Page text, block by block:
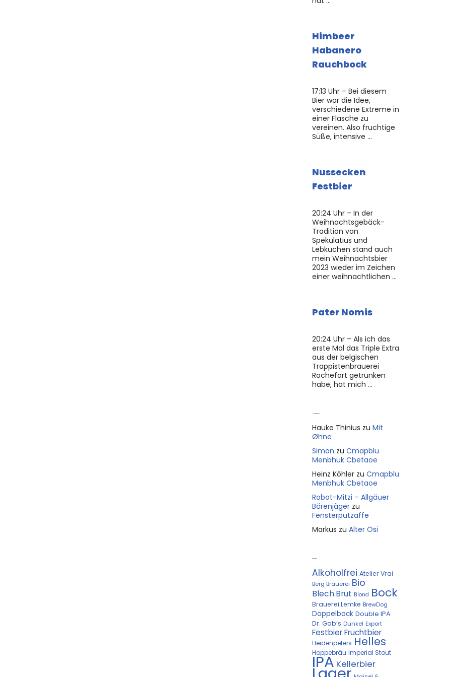
Himbeer
Habanero
Rauchbock
17:13 Uhr – Bei diesem
Bier war die Idee,
verschiedene Extreme in
einer Flasche zu
vereinen. Also fruchtige
Süße, intensive …
Nussecken
Festbier
20:24 Uhr – In der
Weihnachtsgebäck-
Tradition von
Spekulatius und
Lebkuchen stand auch
mein Weihnachtsbier
2023 wieder im Zeichen
einer weihnachtlichen …
Pater Nomis
20:24 Uhr – Als ich das
erste Mal das Triple Extra
aus der belgischen
Trappistenbrauerei
Rochefort getrunken
habe, hat mich …
Hauke Thinius zu Mit
Øhne
Simon zu Cmapblu
Menbhuk Cbetaoe
Heinz Köhler zu Cmapblu
Menbhuk Cbetaoe
Robot-Mitzi – Allgäuer
Bärenjäger zu
Fensterputzaffe
Markus zu Alter Ösi
Alkoholfrei Atelier Vrai
Berg Brauerei Bio
Blech.Brut Blond Bock
Brauerei Lemke BrewDog
Doppelbock Double IPA
Dr. Gab‘s Dunkel Export
FestbierFruchtbier
Heidenpeters Helles
Hoppebräu Imperial Stout
IPA Kellerbier